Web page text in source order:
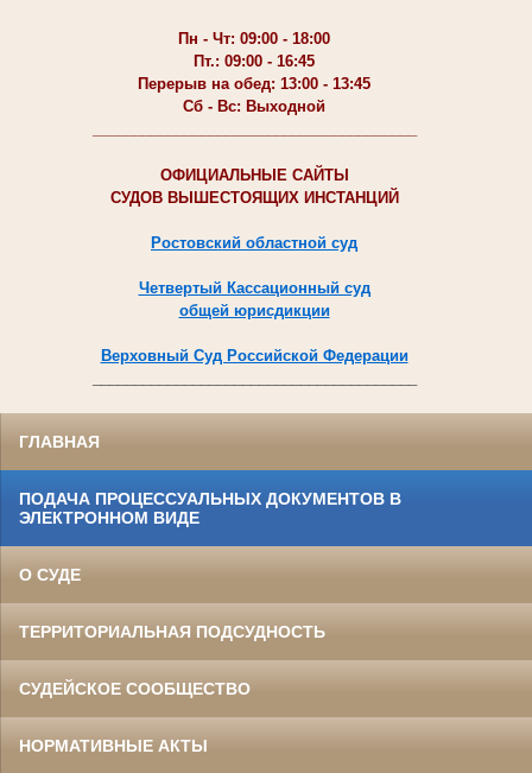
Пн - Чт: 09:00 - 18:00
Пт.: 09:00 - 16:45
Перерыв на обед: 13:00 - 13:45
Сб - Вс: Выходной
ОФИЦИАЛЬНЫЕ САЙТЫ
СУДОВ ВЫШЕСТОЯЩИХ ИНСТАНЦИЙ
Ростовский областной суд
Четвертый Кассационный суд
общей юрисдикции
Верховный Суд Российской Федерации
ГЛАВНАЯ
ПОДАЧА ПРОЦЕССУАЛЬНЫХ ДОКУМЕНТОВ В
ЭЛЕКТРОННОМ ВИДЕ
О СУДЕ
ТЕРРИТОРИАЛЬНАЯ ПОДСУДНОСТЬ
СУДЕЙСКОЕ СООБЩЕСТВО
НОРМАТИВНЫЕ АКТЫ